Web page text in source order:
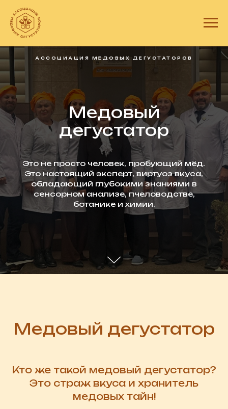
АССОЦИАЦИЯ МЕДОВЫХ ДЕГУСТАТОРОВ
Медовый
дегустатор
Это не просто человек, пробующий мёд.
Это настоящий эксперт, виртуоз вкуса,
обладающий глубокими знаниями в
сенсорном анализе, пчеловодстве,
ботанике и химии.
Медовый дегустатор
Кто же такой медовый дегустатор?
Это страж вкуса и хранитель
медовых тайн!